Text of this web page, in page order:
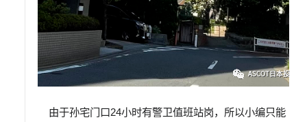
由于孙宅门口24小时有警卫值班站岗，所以小编只能